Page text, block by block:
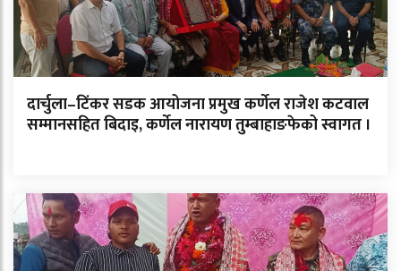
दार्चुला–टिंकर सडक आयोजना प्रमुख कर्णेल राजेश कटवाल
सम्मानसहित बिदाइ, कर्णेल नारायण तुम्बाहाङफेको स्वागत ।